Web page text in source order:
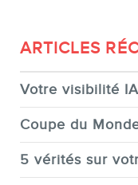
ARTICLES
Votre visibilité
Coupe du
5 vérités sur